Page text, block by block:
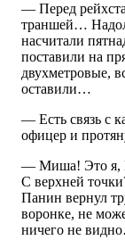
— Перед
траншей…
насчитали
поставили на
двухметровые,
оставили…
— Есть связь с
офицер и
— Миша! Это я,
С верхней
Панин вернул
воронке, не
ничего не